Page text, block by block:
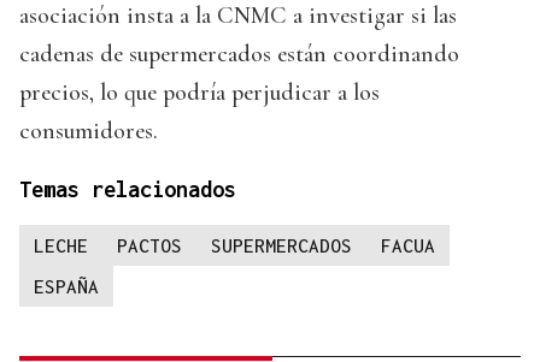
asociación insta a la CNMC a investigar si las
cadenas de supermercados están coordinando
precios, lo que podría perjudicar a los
consumidores.
Temas relacionados
LECHE PACTOS SUPERMERCADOS
FACUA
ESPAÑA